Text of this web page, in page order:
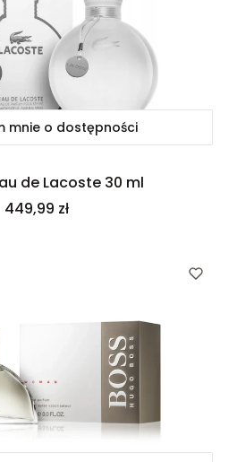
mnie o dostępności
de Lacoste 30 ml
Cena
449,99 zł